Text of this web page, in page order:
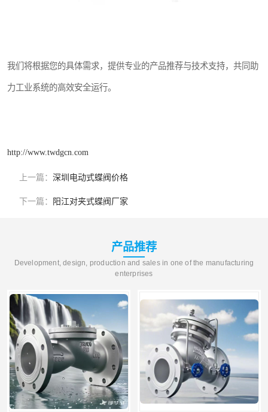
我们将根据您的具体需求，提供专业的产品推荐与技术支持，共同助
力工业系统的高效安全运行。
http://www.twdgcn.com
上一篇： 深圳电动式蝶阀价格
下一篇： 阳江对夹式蝶阀厂家
产品推荐
Development, design, production and sales in one of the manufacturing
enterprises